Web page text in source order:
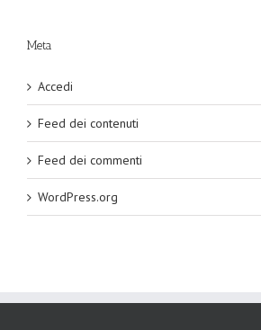
Meta
Accedi
Feed dei contenuti
Feed dei commenti
WordPress.org